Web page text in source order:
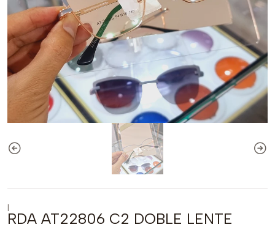
|
RDA AT22806 C2 DOBLE LENTE